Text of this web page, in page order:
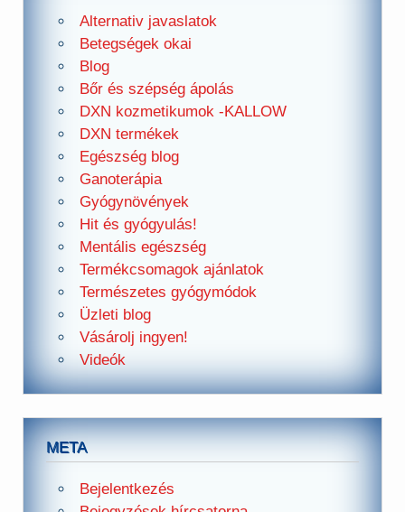
Alternativ javaslatok
Betegségek okai
Blog
Bőr és szépség ápolás
DXN kozmetikumok -KALLOW
DXN termékek
Egészség blog
Ganoterápia
Gyógynövények
Hit és gyógyulás!
Mentális egészség
Termékcsomagok ajánlatok
Természetes gyógymódok
Üzleti blog
Vásárolj ingyen!
Videók
META
Bejelentkezés